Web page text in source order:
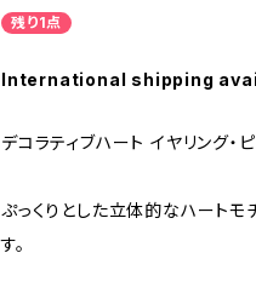
残り1点
International shipping
デコラティブハート イヤリング・
ぷっくりとした立体的なハート
す。